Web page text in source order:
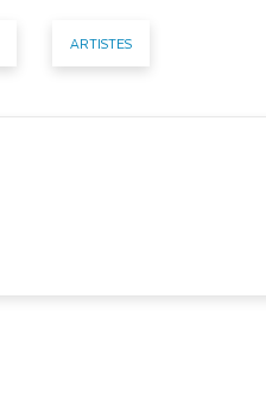
ARTISTES